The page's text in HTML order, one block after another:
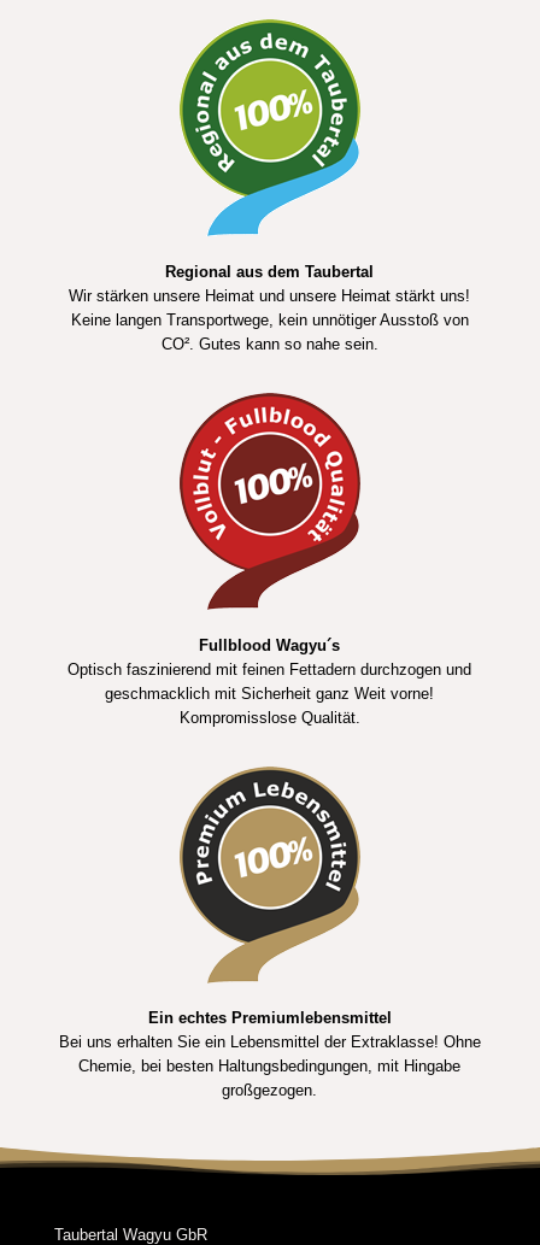
Regional aus dem Taubertal
Wir stärken unsere Heimat und unsere Heimat stärkt uns!
Keine langen Transportwege, kein unnötiger Ausstoß von
CO². Gutes kann so nahe sein.
Fullblood Wagyu´s
Optisch faszinierend mit feinen Fettadern durchzogen und
geschmacklich mit Sicherheit ganz Weit vorne!
Kompromisslose Qualität.
Ein echtes Premiumlebensmittel
Bei uns erhalten Sie ein Lebensmittel der Extraklasse! Ohne
Chemie, bei besten Haltungsbedingungen, mit Hingabe
großgezogen.
Taubertal Wagyu GbR